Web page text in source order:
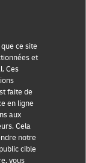
or Security
ce site
et
Ces
faite de
en ligne
aux
Cela
notre
cible
vous